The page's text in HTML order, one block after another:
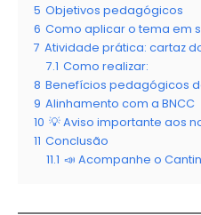
5 Objetivos pedagógicos
6 Como aplicar o tema em
7 Atividade prática: cartaz
7.1 Como realizar:
8 Benefícios pedagógicos
9 Alinhamento com a BNCC
10 💡 Aviso importante aos
11 Conclusão
11.1 📣 Acompanhe o